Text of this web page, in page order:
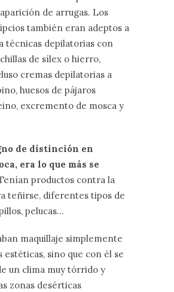
de arrugas. Los
también eran adeptos a
técnicas depilatorias con
de sílex o hierro,
cremas depilatorias a
huesos de pájaros
excremento de mosca y
de distinción en
era lo que más se
productos contra la
teñirse, diferentes tipos de
pelucas…
maquillaje simplemente
estéticas, sino que con él se
un clima muy tórrido y
zonas desérticas